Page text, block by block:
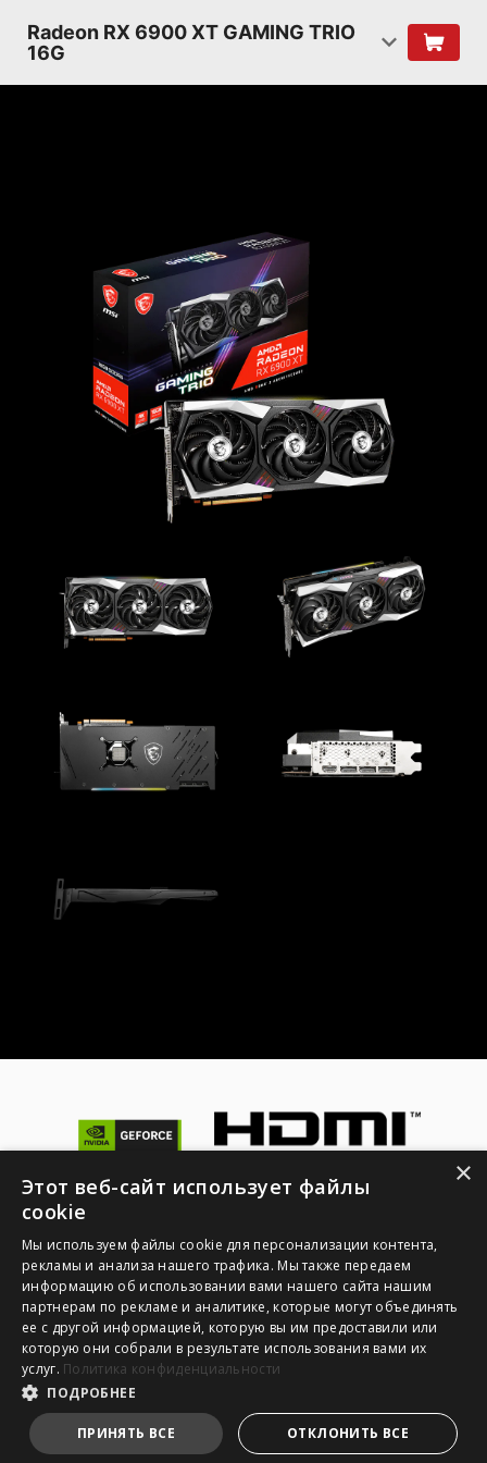
Radeon RX 6900 XT GAMING TRIO
16G
© 2026 NVIDIA Corporation. Все права защищены. NVIDIA,
логотип NVIDIA, GeForce RTX, G-SYNC, NVIDIA GPU Boost и
NVLink – торговые марки и/или зарегистрированные
торговые марки корпорации NVIDIA в США и других
странах. Другие торговые марки и авторские права
являются собственностью соответствующих владельцев.
1. Спецификации могут отличаться от приведенной на сайте
в зависимости от региона распространения изделия.
Точную спецификацию уточните у продавца. 2. Реальный
цвет изделия может отличаться от приведенного на сайте в
зависимости от настроек монитора и фотографии.
×
Этот веб-сайт использует файлы
cookie
Мы используем файлы cookie для персонализации контента,
рекламы и анализа нашего трафика. Мы также передаем
информацию об использовании вами нашего сайта нашим
партнерам по рекламе и аналитике, которые могут объединять
ее с другой информацией, которую вы им предоставили или
которую они собрали в результате использования вами их
услуг. Политика конфиденциальности
ПОДРОБНЕЕ
ПРИНЯТЬ ВСЕ ОТКЛОНИТЬ ВСЕ